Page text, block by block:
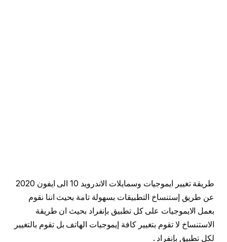
طريقة تغيير ايموجيات وسمايلات الاندرويد 10 الى ايفون 2020
عن طريق إستنساخ التطبيقات بسهولة تامة بحيث اننا نقوم
بعمل الايموجيات على كل تطبيق بإنفراد بحيث ان طريقة
الاستنساخ لا تقوم بتغيير كافة إيموجيات الهاتف بل تقوم بالتغيير
لكل تطبيق بإنفراد .